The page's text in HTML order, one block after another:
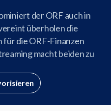
der ORF auch in
überholen die
für die ORF-Finanzen
macht beiden zu